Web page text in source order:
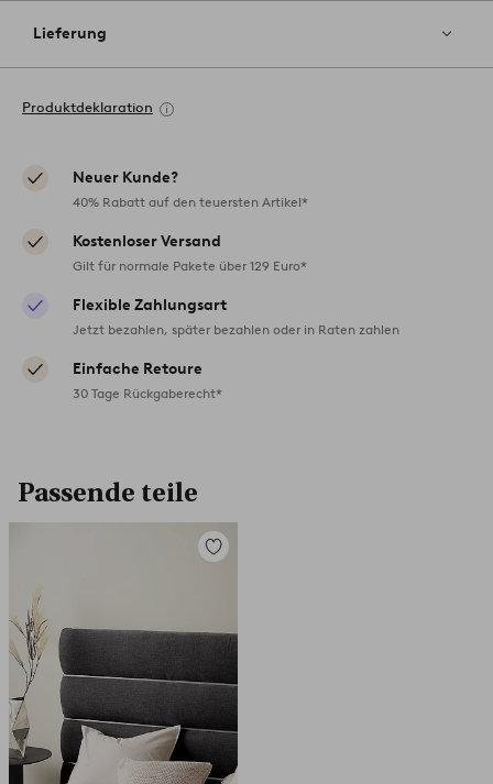
Lieferung
Produktdeklaration
Neuer Kunde?
40% Rabatt auf den teuersten Artikel*
Kostenloser Versand
Gilt für normale Pakete über 129 Euro*
Flexible Zahlungsart
Jetzt bezahlen, später bezahlen oder in Raten zahlen
Einfache Retoure
30 Tage Rückgaberecht*
Passende teile
Zu